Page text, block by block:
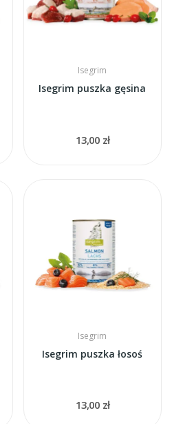
Isegrim
Isegrim puszka gęsina
13,00 zł
Isegrim
Isegrim puszka łosoś
13,00 zł